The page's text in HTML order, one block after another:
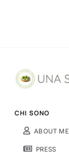
CHI SONO
ABOUT ME
PRESS